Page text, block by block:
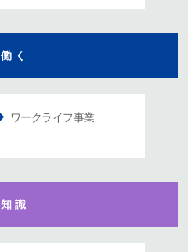
働 く
ワークライフ事業
知 識